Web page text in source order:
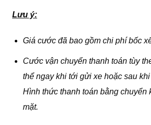
Lưu ý:
Giá cước đã bao gồm chi phí bốc
Cước vận chuyển thanh toán tùy
thể ngay khi tới gửi xe hoặc sau
Hình thức thanh toán bằng chuyển
mặt.